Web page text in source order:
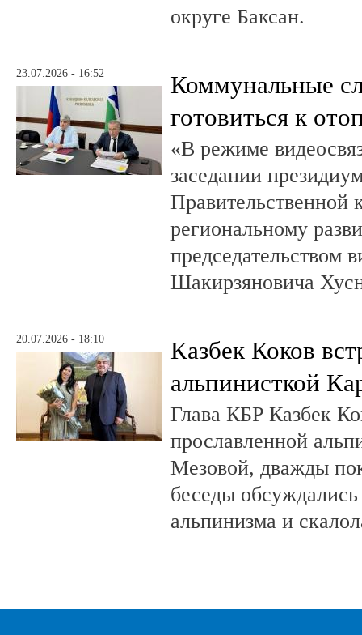
округе Баксан.
23.07.2026 - 16:52
Коммунальные
готовиться к
«В режиме
заседании
Правительственной
региональному
председательством
Шакирзяновича
20.07.2026 - 18:10
Казбек Коков
альпинисткой
Глава КБР Казбек
прославленной
Мезовой, дважды
беседы
альпинизма и